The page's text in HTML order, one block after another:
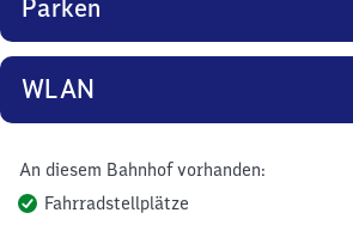
Parken
WLAN
An diesem Bahnhof vorhanden:
Fahrradstellplätze